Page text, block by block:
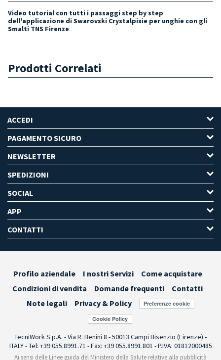
Video tutorial con tutti i passaggi step by step
dell'applicazione di Swarovski Crystalpixie per unghie con gli
Smalti TNS Firenze
Prodotti Correlati
ACCEDI
PAGAMENTO SICURO
NEWSLETTER
SPEDIZIONI
SOCIAL
APP
CONTATTI
Profilo aziendale I nostri Servizi
Come acquistare
Condizioni di vendita
Domande frequenti
Contatti
Note legali
Privacy & Policy Preferenze cookie
TecniWork S.p.A. - Via R. Benini 8 - 50013 Campi Bisenzio (Firenze) -
ITALY - Tel: +39 055.8991.71 - Fax: +39 055.8991.801 - P.IVA: 01812000485
Ai sensi delle Linee guida del Ministero della Salute relative alla pubblicità